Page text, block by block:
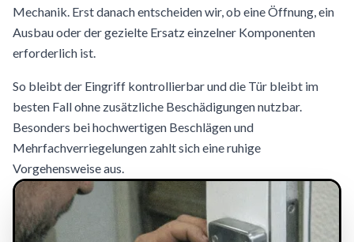
Mechanik. Erst danach entscheiden wir, ob eine Öffnung, ein
Ausbau oder der gezielte Ersatz einzelner Komponenten
erforderlich ist.
So bleibt der Eingriff kontrollierbar und die Tür bleibt im
besten Fall ohne zusätzliche Beschädigungen nutzbar.
Besonders bei hochwertigen Beschlägen und
Mehrfachverriegelungen zahlt sich eine ruhige
Vorgehensweise aus.